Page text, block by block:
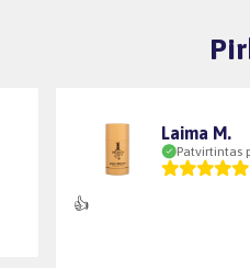
Laima M.
Patvirtintas
👍